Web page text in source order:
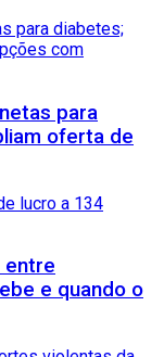
para
oferta de
entre
e quando o